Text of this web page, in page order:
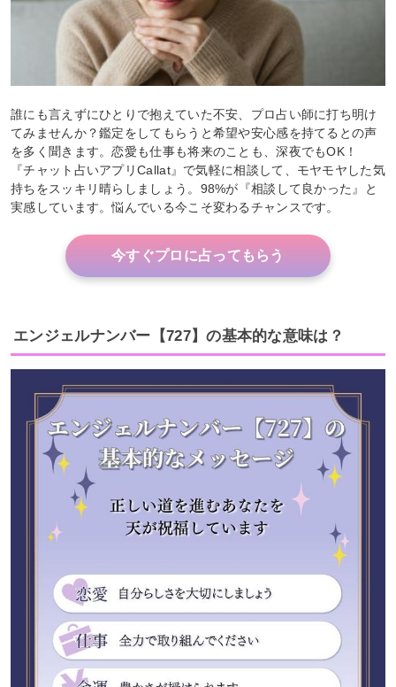
誰にも言えずにひとりで抱えていた不安、プロ占い師に打ち明け
てみませんか？鑑定をしてもらうと希望や安心感を持てるとの声
を多く聞きます。恋愛も仕事も将来のことも、深夜でもOK！
『チャット占いアプリCallat』で気軽に相談して、モヤモヤした気
持ちをスッキリ晴らしましょう。98%が『相談して良かった』と
実感しています。悩んでいる今こそ変わるチャンスです。
今すぐプロに占ってもらう
エンジェルナンバー【727】の基本的な意味は？